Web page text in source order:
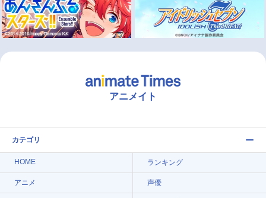
アニメイト
カテゴリ
HOME ランキング
アニメ 声優